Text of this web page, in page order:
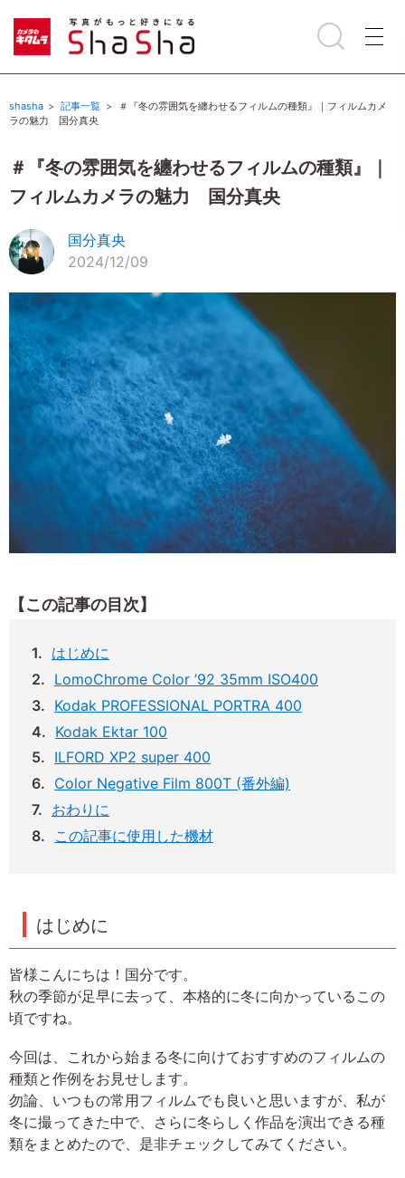
shasha 記事一覧
＃『冬の雰囲気を纏わせるフィルムの種類』｜フィルムカメ
ラの魅力 国分真央
＃『冬の雰囲気を纏わせるフィルムの種類』｜
フィルムカメラの魅力 国分真央
国分真央
2024/12/09
【この記事の目次】
はじめに
LomoChrome Color ’92 35mm ISO400
Kodak PROFESSIONAL PORTRA 400
Kodak Ektar 100
ILFORD XP2 super 400
Color Negative Film 800T (番外編)
おわりに
この記事に使用した機材
はじめに
皆様こんにちは！国分です。
秋の季節が足早に去って、本格的に冬に向かっているこの
頃ですね。
今回は、これから始まる冬に向けておすすめのフィルムの
種類と作例をお見せします。
勿論、いつもの常用フィルムでも良いと思いますが、私が
冬に撮ってきた中で、さらに冬らしく作品を演出できる種
類をまとめたので、是非チェックしてみてください。